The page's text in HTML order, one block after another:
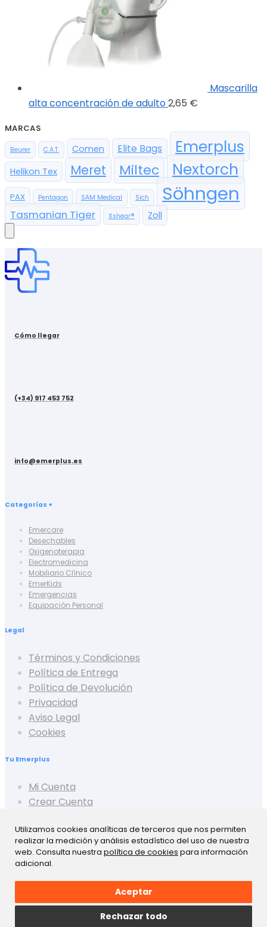
Utilizamos cookies analíticas de terceros que nos permiten
realizar la medición y análisis estadístico del uso de nuestra
web. Consulta nuestra política de cookies para información
adicional.
Aceptar
Rechazar todo
Mascarilla
alta concentración de adulto2,65 €
MARCAS
Beurer C.A.T. Comen Elite Bags Emerplus
Helikon Tex Meret Miltec Nextorch
PAX Pentagon SAM Medical Sich Söhngen
Tasmanian Tiger Xshear® Zoll
Cómo llegar
(+34) 917 453 752
info@emerplus.es
Categorías +
Emercare
Desechables
Oxigenoterapia
Electromedicina
Mobiliario Clínico
EmerKids
Emergencias
Equipación Personal
Legal
Términos y Condiciones
Política de Entrega
Política de Devolución
Privacidad
Aviso Legal
Cookies
Tu Emerplus
Mi Cuenta
Crear Cuenta
Mis Pedidos
Mis Favoritos
Mis Presupuestos